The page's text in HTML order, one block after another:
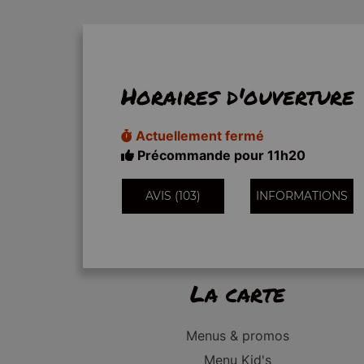
Horaires d'ouverture
Actuellement fermé
Précommande pour 11h20
AVIS (103) INFORMATIONS
La carte
Menus & promos
Menu Kid's